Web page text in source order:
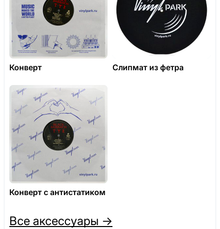
Конверт Слипмат из фетра
Конверт с антистатиком
Все аксессуары →